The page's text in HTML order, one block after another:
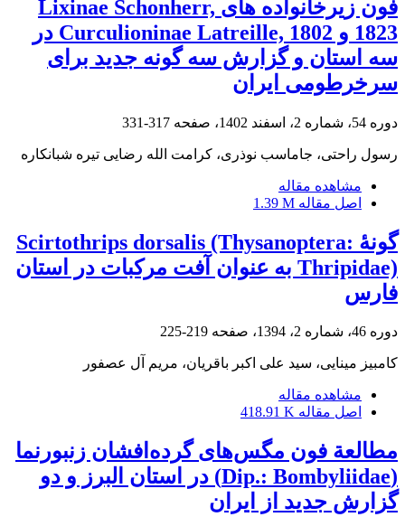
فون زیرخانواده های Lixinae Schonherr,
1823 و Curculioninae Latreille, 1802 در
سه استان و گزارش سه گونه جدید برای
سرخرطومی ایران
دوره 54، شماره 2، اسفند 1402، صفحه 317-331
رسول راحتی، جاماسب نوذری، کرامت الله رضایی تیره شبانکاره
مشاهده مقاله
اصل مقاله 1.39 M
گونۀ Scirtothrips dorsalis (Thysanoptera:
Thripidae) به عنوان آفت مرکبات در استان
فارس
دوره 46، شماره 2، 1394، صفحه 219-225
کامبیز مینایی، سید علی اکبر باقریان، مریم آل عصفور
مشاهده مقاله
اصل مقاله 418.91 K
مطالعة فون مگس‌های گرده‌افشان زنبورنما
(Dip.: Bombyliidae) در استان البرز و دو
گزارش جدید از ایران